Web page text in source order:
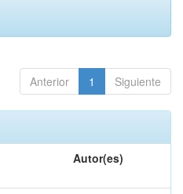
Anterior 1 Siguiente
Autor(es)